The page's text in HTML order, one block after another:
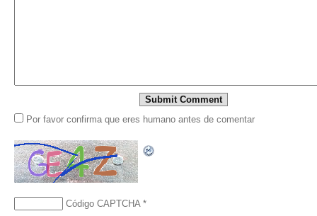
Por favor confirma que eres humano antes de comentar
Código CAPTCHA*